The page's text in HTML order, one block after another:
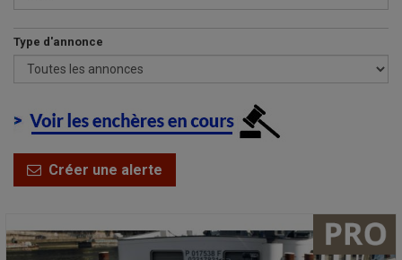
Type d'annonce
Créer une alerte